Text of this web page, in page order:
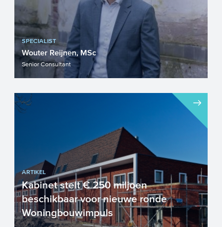
SPECIALIST
Wouter Reijnen, MSc
Senior Consultant
ARTIKEL
Kabinet stelt € 250 miljoen
beschikbaar voor nieuwe ronde
Woningbouwimpuls